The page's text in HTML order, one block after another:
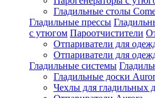
Гладильные столы
Гладильные прессы
с утюгом Пароотчистители
Отпариватели для
Отпариватели для
Гладильные системы
Гладильные доски
Чехлы для гладильных